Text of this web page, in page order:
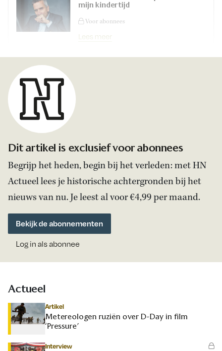
mijn kindertijd
Voor abonnees
Lees meer
Dit artikel is exclusief voor abonnees
Begrijp het heden, begin bij het verleden: met HN
Actueel lees je historische achtergronden bij het
nieuws van nu. Je leest al voor €4,99 per maand.
Bekijk de abonnementen
Log in als abonnee
Actueel
Artikel
Metereologen ruziën over D-Day in film
‘Pressure’
Interview